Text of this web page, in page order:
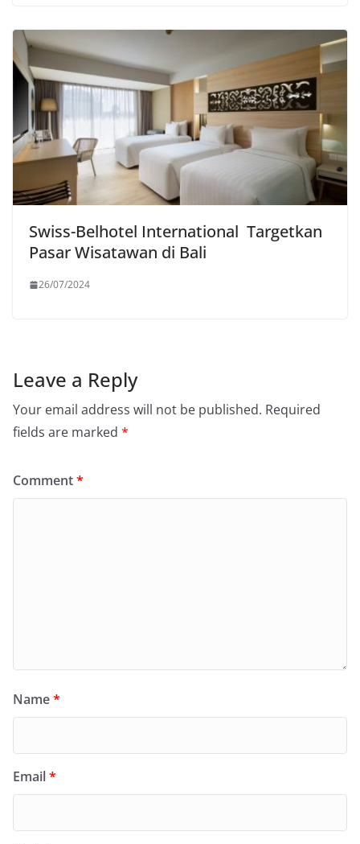
Swiss-Belhotel International Targetkan
Pasar Wisatawan di Bali
26/07/2024
Leave a Reply
Your email address will not be published. Required
fields are marked *
Comment*
Name*
Email*